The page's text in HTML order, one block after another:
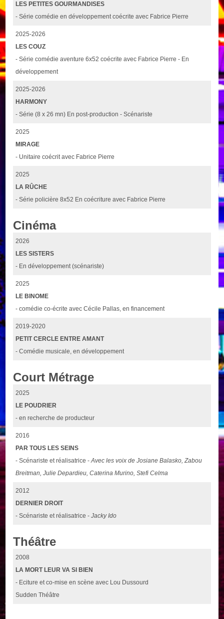
LES PETITES GOURMANDISES
- Série comédie en développement coécrite avec Fabrice Pierre
2025-2026
LES COUZ
- Série comédie aventure 6x52 coécrite avec Fabrice Pierre - En
développement
2025-2026
HARMONY
- Série (8 x 26 mn) En post-production - Scénariste
2025
MIRAGE
- Unitaire coécrit avec Fabrice Pierre
2025
LA RÛCHE
- Série policière 8x52 En coécriture avec Fabrice Pierre
Cinéma
2026
LES SISTERS
- En développement (scénariste)
2025
LE BINOME
- comédie co-écrite avec Cécile Pallas, en financement
2019-2020
PETIT CERCLE ENTRE AMANT
- Comédie musicale, en développement
Court Métrage
2025
LE POUDRIER
- en recherche de producteur
2016
PAR TOUS LES SEINS
- Scénariste et réalisatrice -Avec les voix de Josiane Balasko, Zabou
Breitman, Julie Depardieu, Caterina Murino, Stefi Celma
2012
DERNIER DROIT
- Scénariste et réalisatrice -Jacky Ido
Théâtre
2008
LA MORT LEUR VA SI BIEN
- Eciture et co-mise en scène avec Lou Dussourd
Sudden Théâtre